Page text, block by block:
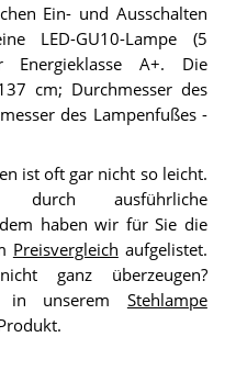
Ein- und Ausschalten
LED-GU10-Lampe (5
A+. Die
cm; Durchmesser des
des Lampenfußes -
ist oft gar nicht so leicht.
ausführliche
haben wir für Sie die
Preisvergleich aufgelistet.
ganz überzeugen?
in unserem Stehlampe